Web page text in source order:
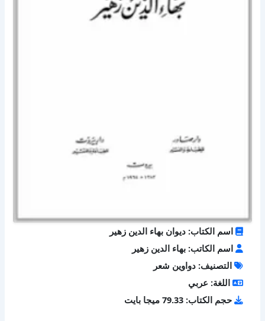
اسم الكتاب: ديوان بهاء الدين زهير
اسم الكاتب: بهاء الدين زهير
التصنيف: دواوين شعر
اللغة: عربي
حجم الكتاب: 79.33 ميجا بايت